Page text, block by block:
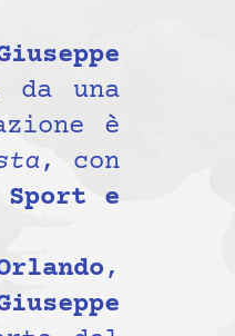
una
è
, con
Sport e
,